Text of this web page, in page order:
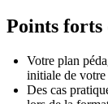
Points
Votre plan
initiale de votre
Des cas